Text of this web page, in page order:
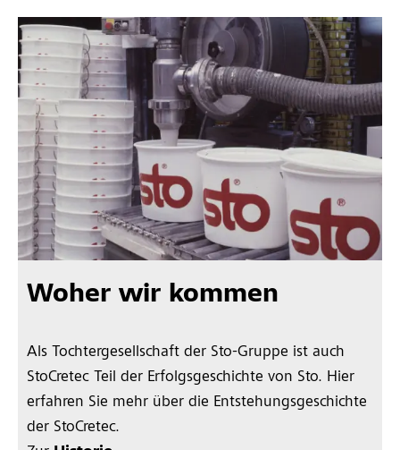
Woher wir kommen
Als Tochtergesellschaft der Sto-Gruppe ist auch
StoCretec Teil der Erfolgsgeschichte von Sto. Hier
erfahren Sie mehr über die Entstehungsgeschichte
der StoCretec.